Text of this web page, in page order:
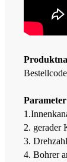
2. gerader
3.
4. Bohrer